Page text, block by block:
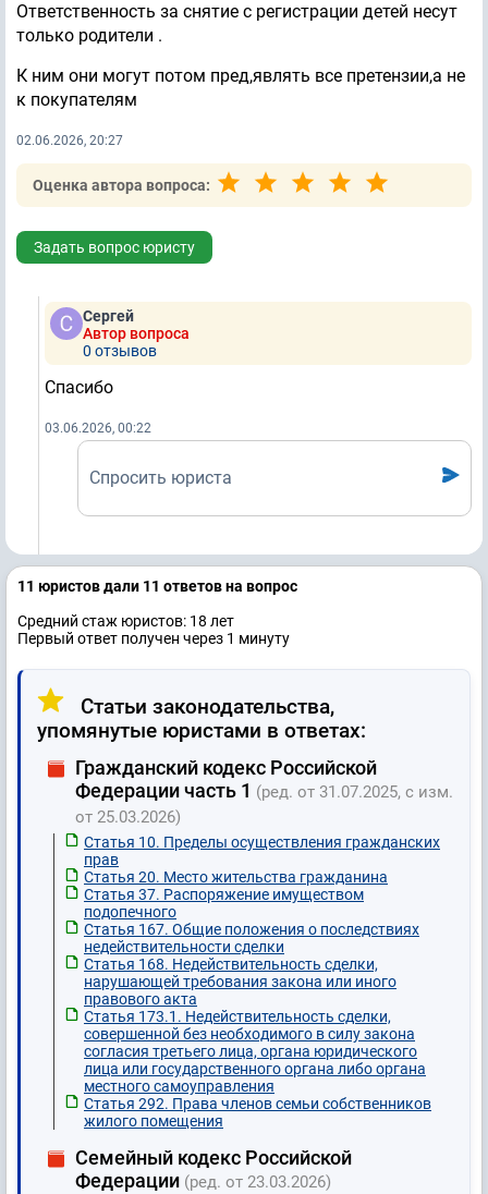
Ответственность за снятие с регистрации детей несут
только родители .
К ним они могут потом пред,являть все претензии,а не
к покупателям
02.06.2026, 20:27
Оценка автора вопроса:
Задать вопрос юристу
Сергей
Автор вопроса
0 отзывов
Спасибо
03.06.2026, 00:22
Спросить юриста
11 юристов дали 11 ответов на вопрос
Средний стаж юристов: 18 лет
Первый ответ получен через 1 минуту
Статьи законодательства,
упомянутые юристами в ответах:
Гражданский кодекс Российской
Федерации часть 1 (ред. от 31.07.2025, с изм.
от 25.03.2026)
Статья 10. Пределы осуществления гражданских
прав
Статья 20. Место жительства гражданина
Статья 37. Распоряжение имуществом
подопечного
Статья 167. Общие положения о последствиях
недействительности сделки
Статья 168. Недействительность сделки,
нарушающей требования закона или иного
правового акта
Статья 173.1. Недействительность сделки,
совершенной без необходимого в силу закона
согласия третьего лица, органа юридического
лица или государственного органа либо органа
местного самоуправления
Статья 292. Права членов семьи собственников
жилого помещения
Семейный кодекс Российской
Федерации (ред. от 23.03.2026)